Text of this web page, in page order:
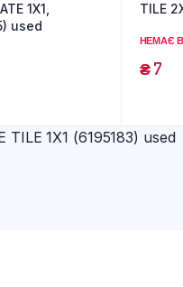
1X1,
used
TILE
НЕМАЄ
₴7
TILE 1X1 (6195183) used